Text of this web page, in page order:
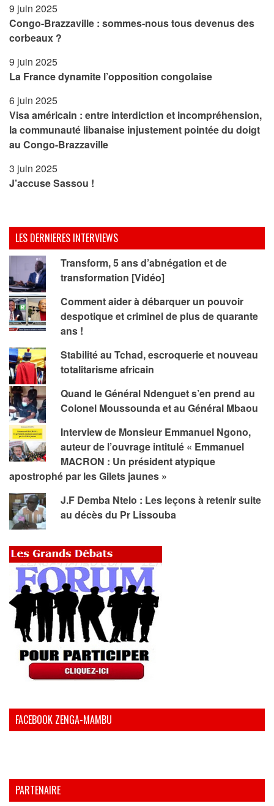
9 juin 2025
Congo-Brazzaville : sommes-nous tous devenus des
corbeaux ?
9 juin 2025
La France dynamite l’opposition congolaise
6 juin 2025
Visa américain : entre interdiction et incompréhension,
la communauté libanaise injustement pointée du doigt
au Congo-Brazzaville
3 juin 2025
J’accuse Sassou !
LES DERNIERES INTERVIEWS
Transform, 5 ans d’abnégation et de
transformation [Vidéo]
Comment aider à débarquer un pouvoir
despotique et criminel de plus de quarante
ans !
Stabilité au Tchad, escroquerie et nouveau
totalitarisme africain
Quand le Général Ndenguet s’en prend au
Colonel Moussounda et au Général Mbaou
Interview de Monsieur Emmanuel Ngono,
auteur de l’ouvrage intitulé « Emmanuel
MACRON : Un président atypique
apostrophé par les Gilets jaunes »
J.F Demba Ntelo : Les leçons à retenir suite
au décès du Pr Lissouba
FACEBOOK ZENGA-MAMBU
PARTENAIRE